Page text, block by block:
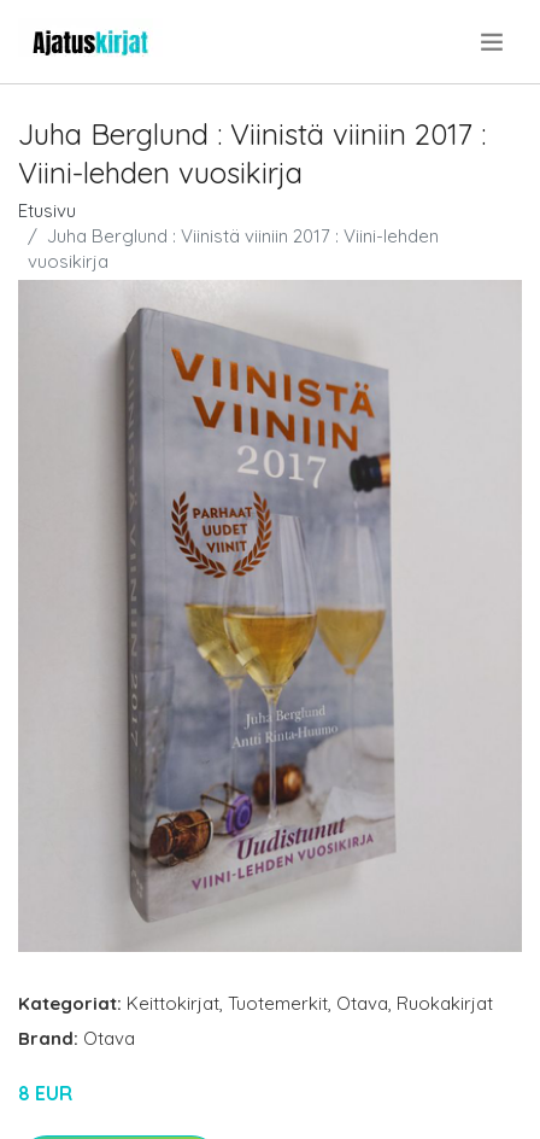
Juha Berglund : Viinistä viiniin 2017 :
Viini-lehden vuosikirja
Etusivu
Juha Berglund : Viinistä viiniin 2017 : Viini-lehden
vuosikirja
Kategoriat: Keittokirjat, Tuotemerkit, Otava, Ruokakirjat
Brand: Otava
8 EUR